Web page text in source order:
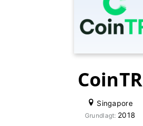
CoinTR
Singapore
Grundlagt: 2018